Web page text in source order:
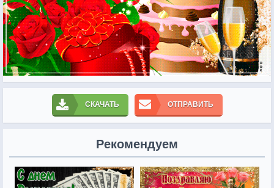
СКАЧАТЬ ОТПРАВИТЬ
Рекомендуем